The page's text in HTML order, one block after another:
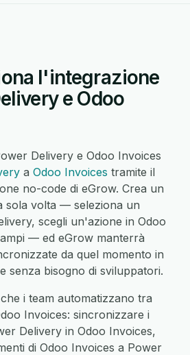
l'integrazione
e Odoo
Delivery e Odoo Invoices
a Odoo Invoices tramite il
no-code di eGrow. Crea un
sola volta — seleziona un
scegli un'azione in Odoo
— ed eGrow manterrà
da quel momento in
senza bisogno di sviluppatori.
i team automatizzano tra
Invoices: sincronizzare i
Delivery in Odoo Invoices,
di Odoo Invoices a Power